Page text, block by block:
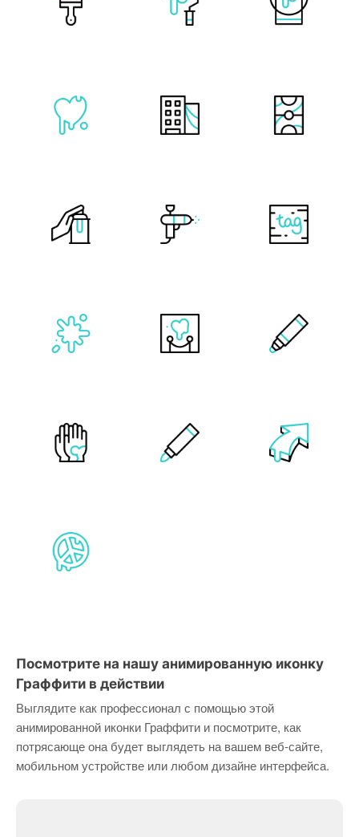
Посмотрите на нашу анимированную иконку
Граффити в действии
Выглядите как профессионал с помощью этой
анимированной иконки Граффити и посмотрите, как
потрясающе она будет выглядеть на вашем веб-сайте,
мобильном устройстве или любом дизайне интерфейса.